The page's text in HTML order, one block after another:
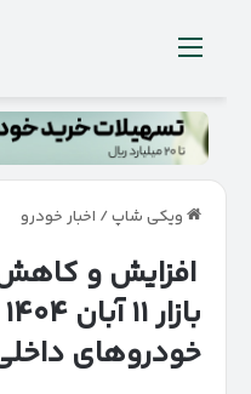
منو
ویکی شاپ/ اخبار خودرو
افزایش و
خودروهای